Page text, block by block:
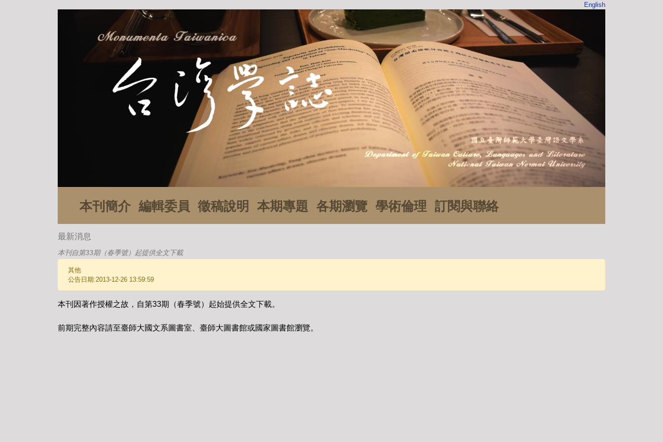
English
本刊簡介 編輯委員 徵稿說明 本期專題 各期瀏覽 學術倫理 訂閱與聯絡
最新消息
本刊自第33期（春季號）起提供全文下載
其他
公告日期:2013-12-26 13:59:59
本刊因著作授權之故，自第33期（春季號）起始提供全文下載。
前期完整內容請至臺師大國文系圖書室、臺師大圖書館或國家圖書館瀏覽。